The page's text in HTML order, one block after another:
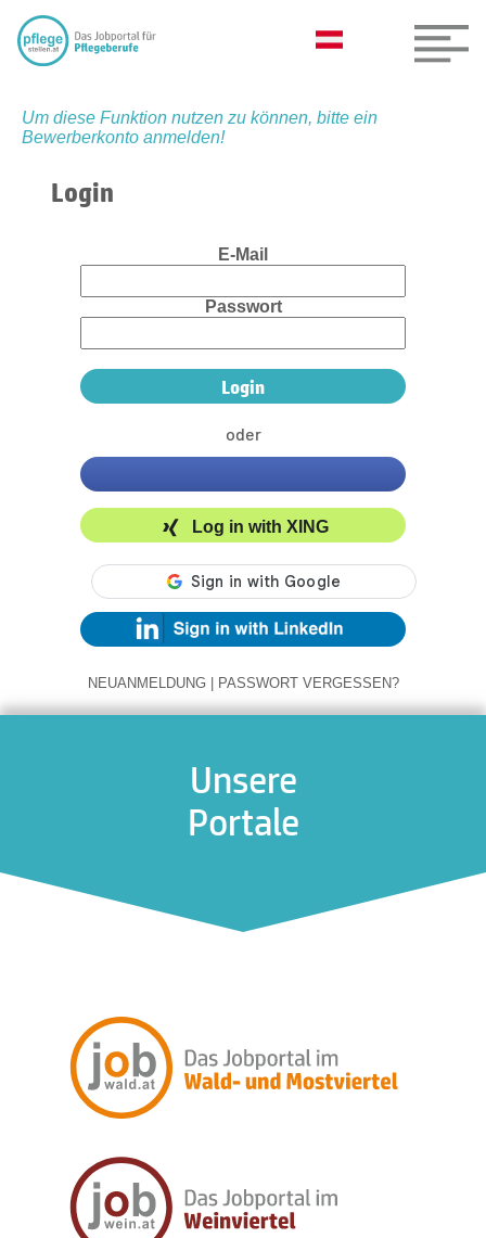
Um diese Funktion nutzen zu können, bitte ein
Bewerberkonto anmelden!
Login
E-Mail
Passwort
oder
Log in with XING
NEUANMELDUNG | PASSWORT VERGESSEN?
Unsere
Portale